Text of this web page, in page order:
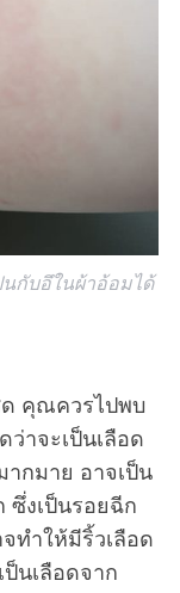
กับอึในผ้าอ้อมได้
คุณควรไปพบ
าจะเป็นเลือด
กมาย อาจเป็น
ซึ่งเป็นรอยฉีก
ทำให้มีริ้วเลือด
นเลือดจาก